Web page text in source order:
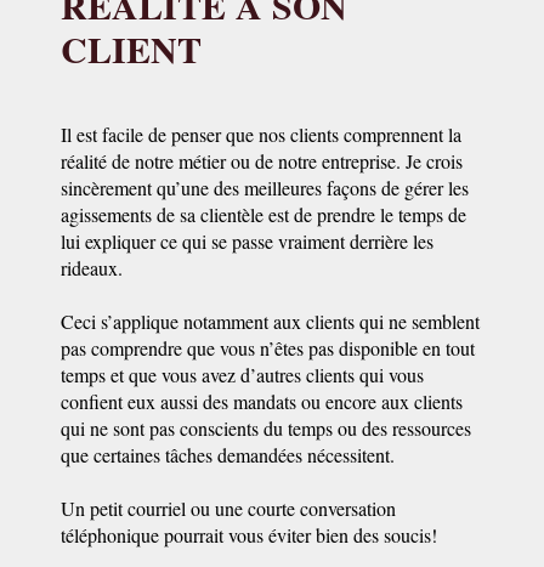
CLIENT
Il est facile de penser que nos clients comprennent la
réalité de notre métier ou de notre entreprise. Je crois
sincèrement qu’une des meilleures façons de gérer les
agissements de sa clientèle est de prendre le temps de
lui expliquer ce qui se passe vraiment derrière les
rideaux.
Ceci s’applique notamment aux clients qui ne semblent
pas comprendre que vous n’êtes pas disponible en tout
temps et que vous avez d’autres clients qui vous
confient eux aussi des mandats ou encore aux clients
qui ne sont pas conscients du temps ou des ressources
que certaines tâches demandées nécessitent.
Un petit courriel ou une courte conversation
téléphonique pourrait vous éviter bien des soucis!